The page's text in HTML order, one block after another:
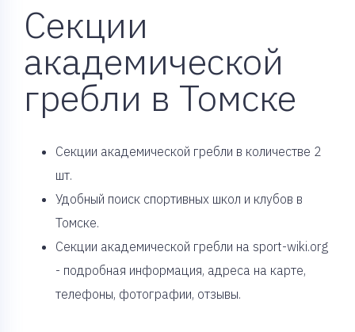
Секции
академической
гребли в Томске
Cекции академической гребли в количестве 2
шт.
Удобный поиск спортивных школ и клубов в
Томске.
Секции академической гребли на sport-wiki.org
- подробная информация, адреса на карте,
телефоны, фотографии, отзывы.